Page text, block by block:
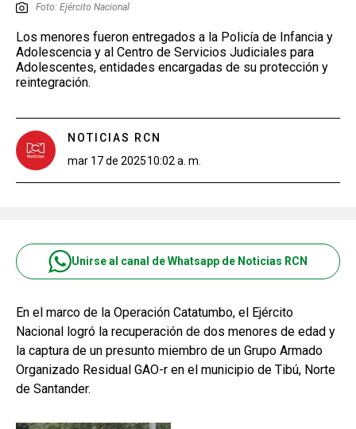
Foto: Ejército Nacional
Los menores fueron entregados a la Policía de Infancia y
Adolescencia y al Centro de Servicios Judiciales para
Adolescentes, entidades encargadas de su protección y
reintegración.
NOTICIAS RCN
mar 17 de 202510:02 a. m.
Unirse al canal de Whatsapp de Noticias RCN
En el marco de la Operación Catatumbo, el Ejército
Nacional logró la recuperación de dos menores de edad y
la captura de un presunto miembro de un Grupo Armado
Organizado Residual GAO-r en el municipio de Tibú, Norte
de Santander.